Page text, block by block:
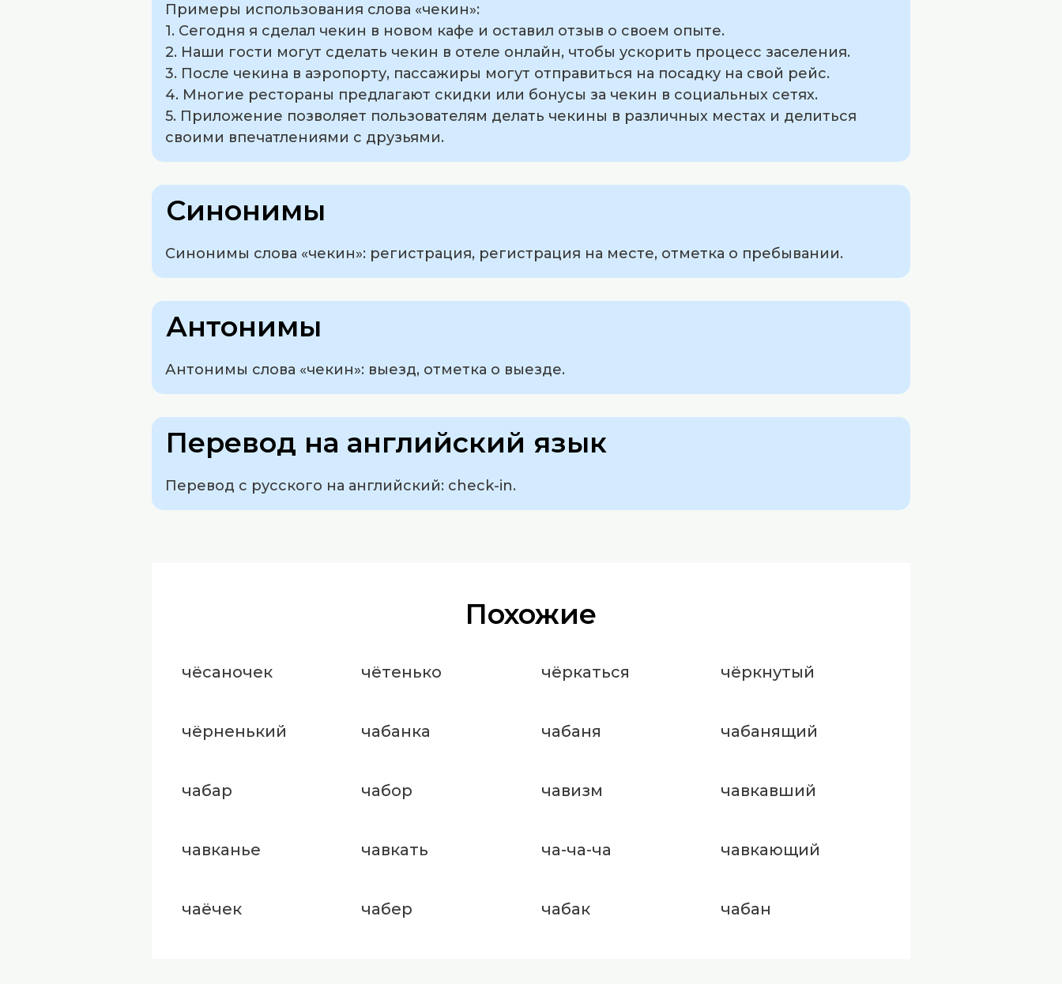
Примеры использования слова «чекин»:
1. Сегодня я сделал чекин в новом кафе и оставил отзыв о своем опыте.
2. Наши гости могут сделать чекин в отеле онлайн, чтобы ускорить процесс заселения.
3. После чекина в аэропорту, пассажиры могут отправиться на посадку на свой рейс.
4. Многие рестораны предлагают скидки или бонусы за чекин в социальных сетях.
5. Приложение позволяет пользователям делать чекины в различных местах и делиться
своими впечатлениями с друзьями.
Синонимы
Синонимы слова «чекин»: регистрация, регистрация на месте, отметка о пребывании.
Антонимы
Антонимы слова «чекин»: выезд, отметка о выезде.
Перевод на английский язык
Перевод с русского на английский: check-in.
Похожие
чёсаночек чётенько чёркаться чёркнутый
чёрненький чабанка чабаня чабанящий
чабар чабор чавизм чавкавший
чавканье чавкать ча-ча-ча чавкающий
чаёчек чабер чабак чабан